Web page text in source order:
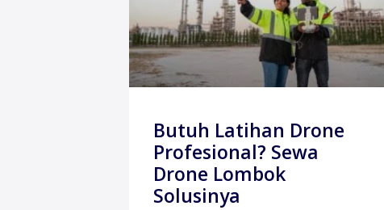
Butuh Latihan Drone
Profesional? Sewa
Drone Lombok
Solusinya